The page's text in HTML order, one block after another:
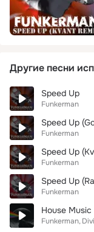
Другие песни
Speed Up
Funkerman
Speed Up
Funkerman
Speed Up
Funkerman
Speed Up
Funkerman
House Music
Funkerman